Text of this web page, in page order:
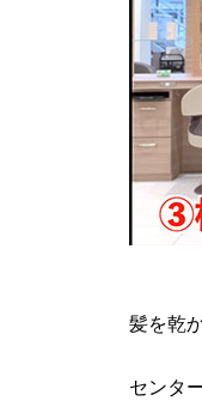
髪を乾
センタ